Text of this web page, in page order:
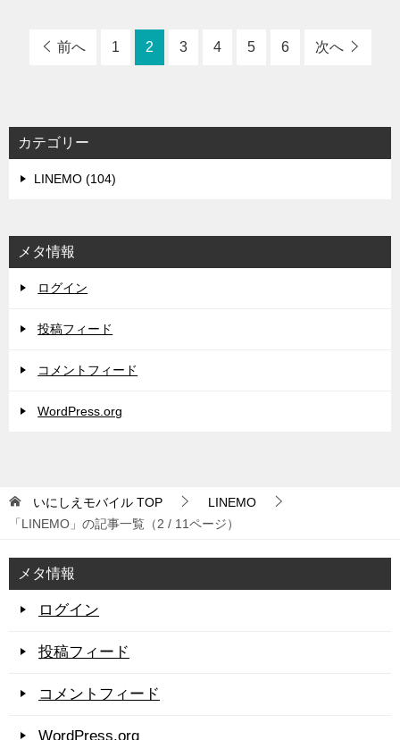
前へ 1 2 3 4 5 6 次へ
カテゴリー
LINEMO (104)
メタ情報
ログイン
投稿フィード
コメントフィード
WordPress.org
いにしえモバイル TOP
LINEMO
「LINEMO」の記事一覧（2 / 11ページ）
メタ情報
ログイン
投稿フィード
コメントフィード
WordPress.org